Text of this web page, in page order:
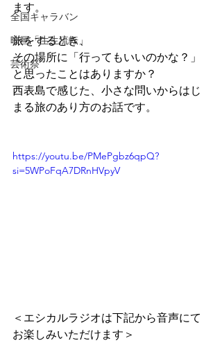
全国キャラバン
映画「生生流転」
芸術祭
ます。
旅をするとき、
その場所に「行ってもいいのかな？」
と思ったことはありますか？
西表島で感じた、小さな問いからはじ
まる旅のあり方のお話です。
https://youtu.be/PMePgbz6qpQ?
si=5WPoFqA7DRnHVpyV
＜エシカルラジオは下記から音声にて
お楽しみいただけます＞